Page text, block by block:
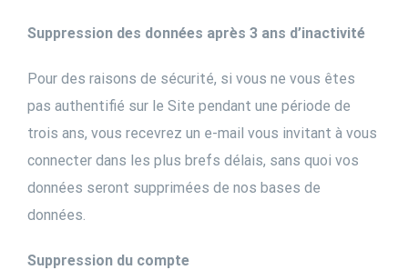
Suppression des données après 3 ans d’inactivité
Pour des raisons de sécurité, si vous ne vous êtes
pas authentifié sur le Site pendant une période de
trois ans, vous recevrez un e-mail vous invitant à vous
connecter dans les plus brefs délais, sans quoi vos
données seront supprimées de nos bases de
données.
Suppression du compte